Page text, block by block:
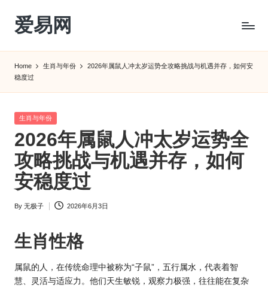
Skip
content
爱易网
阳
农
历
阴
历
查
询
Home 生肖与年份
2026年属鼠人冲太岁运势全攻略挑战与机遇并存，如何安
稳度过
Posted
生肖与年份
2026年属鼠人冲太岁运势全
攻略挑战与机遇并存，如何
安稳度过
Posted
By 无极子 2026年6月3日
生肖性格
属鼠的人，在传统命理中被称为“子鼠”，五行属水，代表着智
慧、灵活与适应力。他们天生敏锐，观察力极强，往往能在复杂